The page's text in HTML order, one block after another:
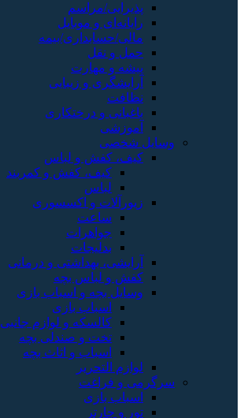
پذیرایی/مراسم
رایانه‌ای و موبایل
مالی/حسابداری/بیمه
حمل و نقل
پیشه و مهارت
آرایشگری و زیبایی
نظافت
باغبانی و درختکاری
آموزشی
وسایل شخصی
کیف، کفش و لباس
کیف، کفش و کمربند
لباس
زیورآلات و اکسسوری
ساعت
جواهرات
بدلیجات
آرایشی، بهداشتی و درمانی
کفش و لباس بچه
وسایل بچه و اسباب بازی
اسباب بازی
کالسکه و لوازم جانبی
تخت و صندلی بچه
اسباب و اثاث بچه
لوازم التحریر
سرگرمی و فراغت
اسباب‌ بازی
تور و چارتر